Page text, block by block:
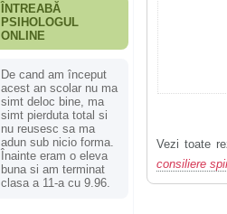
ÎNTREABĂ
PSIHOLOGUL
ONLINE
De cand am început
acest an scolar nu ma
simt deloc bine, ma
simt pierduta total si
nu reusesc sa ma
adun sub nicio forma.
Înainte eram o eleva
buna si am terminat
clasa a 11-a cu 9.96.
Vezi toate
consiliere